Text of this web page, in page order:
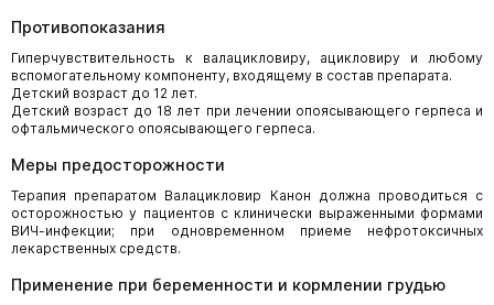
Противопоказания
Гиперчувствительность к валацикловиру, ацикловиру и любому
вспомогательному компоненту, входящему в состав препарата.
Детский возраст до 12 лет.
Детский возраст до 18 лет при лечении опоясывающего герпеса и
офтальмического опоясывающего герпеса.
Меры предосторожности
Терапия препаратом Валацикловир Канон должна проводиться с
осторожностью у пациентов с клинически выраженными формами
ВИЧ-инфекции; при одновременном приеме нефротоксичных
лекарственных средств.
Применение при беременности и кормлении грудью